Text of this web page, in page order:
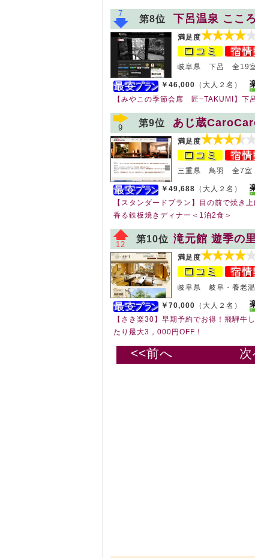
7
第8位 下呂温泉 ここ
満足度
岐阜県 下呂 全19
￥46,000 （大人２名）
【みやこの季節会席 匠−TAKUMI】下
9 第9位 あじ蔵
満足度
三重県 鳥羽 全7室
￥49,688 （大人２名）
【スタンダードプラン】目の前で焼き
香る鉄板焼きディナー＜1泊2食＞
12 第10位 滝元館 遊季の
満足度
岐阜県 岐阜・養老
￥70,000 （大人２名）
【さき楽30】早期予約でお得！飛騨
たり最大3，000円OFF！
<<前へ